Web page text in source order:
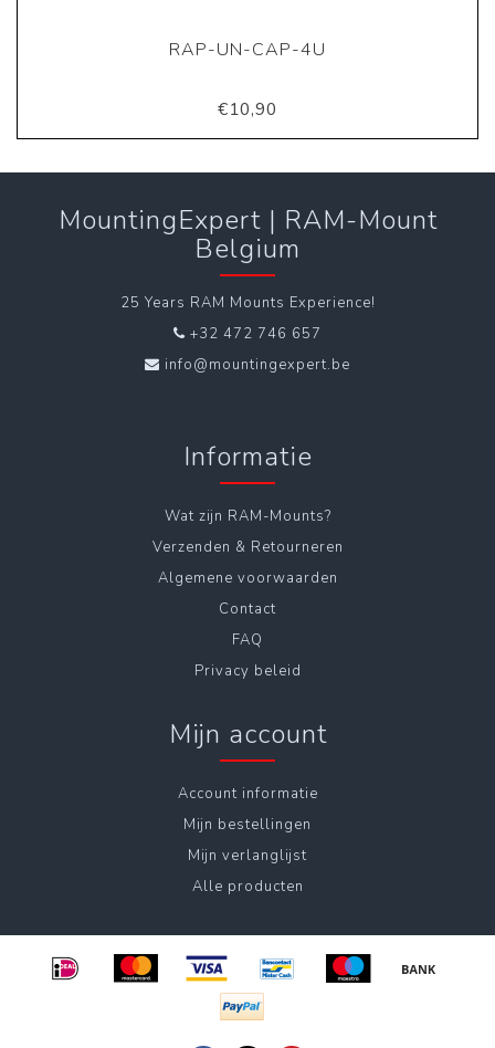
RAP-UN-CAP-4U
€10,90
MountingExpert | RAM-Mount
Belgium
25 Years RAM Mounts Experience!
+32 472 746 657
info@mountingexpert.be
Informatie
Wat zijn RAM-Mounts?
Verzenden & Retourneren
Algemene voorwaarden
Contact
FAQ
Privacy beleid
Mijn account
Account informatie
Mijn bestellingen
Mijn verlanglijst
Alle producten